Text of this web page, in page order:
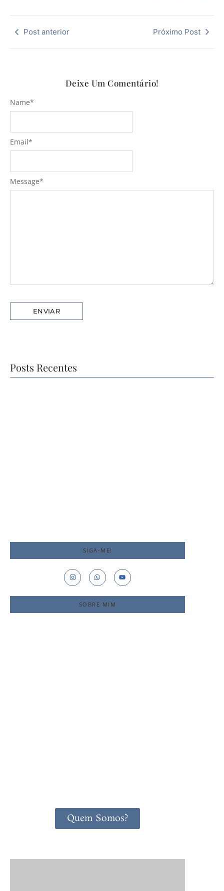
Post anterior Próximo Post
Deixe Um Comentário!
Message*
Name*
Email*
Posts Recentes
SIGA-ME!
SOBRE MIM
Quem Somos?